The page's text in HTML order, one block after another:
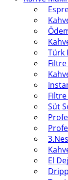
Türk
Filtre
Süt
El